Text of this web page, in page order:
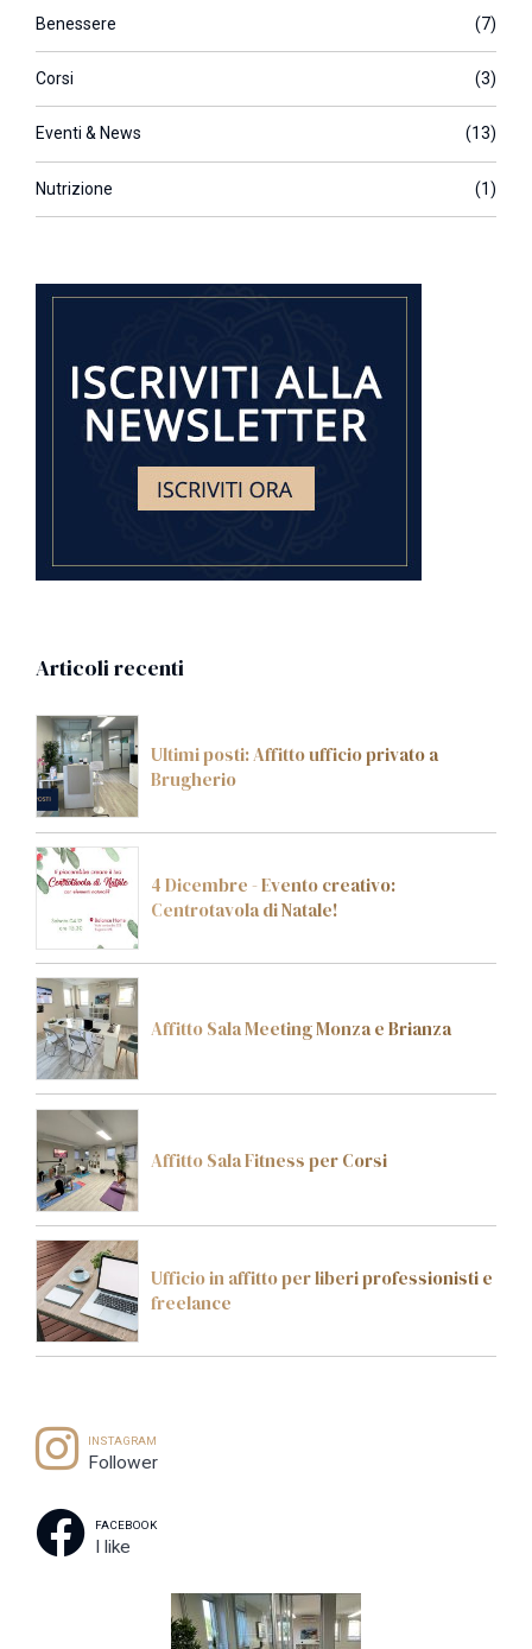
Benessere (7)
Corsi (3)
Eventi & News (13)
Nutrizione (1)
Articoli recenti
Ultimi posti: Affitto ufficio privato a
Brugherio
4 Dicembre - Evento creativo:
Centrotavola di Natale!
Affitto Sala Meeting Monza e Brianza
Affitto Sala Fitness per Corsi
Ufficio in affitto per liberi professionisti e
freelance
INSTAGRAM
Follower
FACEBOOK
I like